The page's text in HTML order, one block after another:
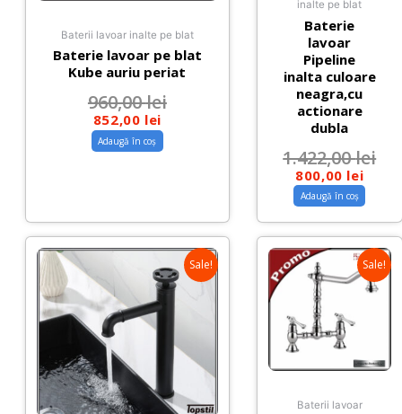
Baterii lavoar inalte pe blat
Baterie lavoar pe blat
Kube auriu periat
960,00lei
852,00 lei
Adaugă în coș
inalte pe blat
Baterie
lavoar
Pipeline
inalta culoare
neagra,cu
actionare
dubla
1.422,00lei
800,00 lei
Adaugă în coș
Sale! Sale!
Baterii lavoar